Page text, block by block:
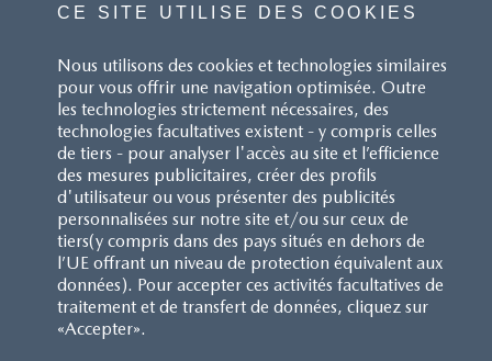
CE SITE UTILISE DES COOKIES
Nous utilisons des cookies et technologies similaires
pour vous offrir une navigation optimisée. Outre
les technologies strictement nécessaires, des
technologies facultatives existent - y compris celles
de tiers - pour analyser l'accès au site et l’efficience
des mesures publicitaires, créer des profils
d'utilisateur ou vous présenter des publicités
personnalisées sur notre site et/ou sur ceux de
tiers(y compris dans des pays situés en dehors de
l’UE offrant un niveau de protection équivalent aux
données). Pour accepter ces activités facultatives de
traitement et de transfert de données, cliquez sur
«Accepter».